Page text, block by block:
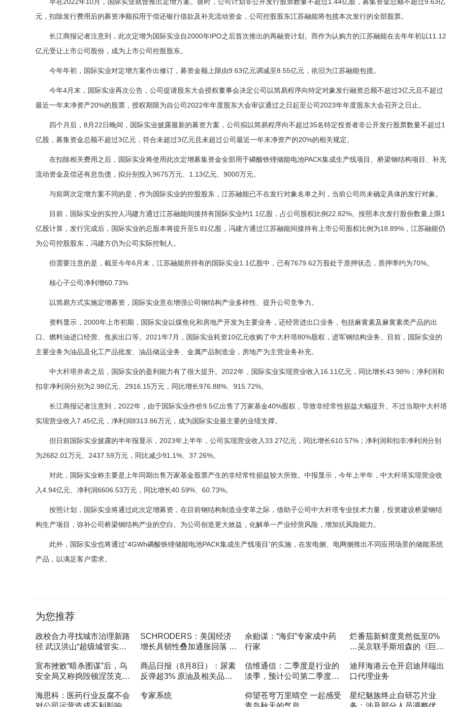
元，扣除发行费用后的募资净额拟用于偿还银行借款及补充流动资金，公司控股股东江苏融能将包揽本次发行的全部股票。
长江商报记者注意到，此次定增为国际实业自2000年IPO之后首次推出的再融资计划。而作为认购方的江苏融能在去年年初以11.12
亿元受让上市公司股份，成为上市公司控股股东。
今年年初，国际实业对定增方案作出修订，募资金额上限由9.63亿元调减至8.55亿元，依旧为江苏融能包揽。
今年4月末，国际实业再次公告，公司提请股东大会授权董事会决定公司以简易程序向特定对象发行融资总额不超过3亿元且不超过
最近一年末净资产20%的股票，授权期限为自公司2022年年度股东大会审议通过之日起至公司2023年年度股东大会召开之日止。
四个月后，8月22日晚间，国际实业披露最新的募资方案，公司拟以简易程序向不超过35名特定投资者非公开发行股票数量不超过1
亿股，募集资金总额不超过3亿元，符合未超过3亿元且未超过公司最近一年末净资产的20%的相关规定。
在扣除相关费用之后，国际实业将使用此次定增募集资金全部用于磷酸铁锂储能电池PACK集成生产线项目、桥梁钢结构项目、补充
流动资金及偿还有息负债，拟分别投入9675万元、1.13亿元、9000万元。
与前两次定增方案不同的是，作为国际实业的控股股东，江苏融能已不在发行对象名单之列，当前公司尚未确定具体的发行对象。
目前，国际实业的实控人冯建方通过江苏融能间接持有国际实业约1.1亿股，占公司股权比例22.82%。按照本次发行股份数量上限1
亿股计算，发行完成后，国际实业的总股本将提升至5.81亿股，冯建方通过江苏融能间接持有上市公司股权比例为18.89%，江苏融能仍
为公司控股股东，冯建方仍为公司实际控制人。
但需要注意的是，截至今年6月末，江苏融能所持有的国际实业1.1亿股中，已有7679.62万股处于质押状态，质押率约为70%。
核心子公司净利增60.73%
以简易方式实施定增募资，国际实业意在增强公司钢结构产业多样性、提升公司竞争力。
资料显示，2000年上市初期，国际实业以煤焦化和房地产开发为主要业务，还经营进出口业务，包括麻黄素及麻黄素类产品的出
口、燃料油进口经营、焦炭出口等。2021年7月，国际实业耗资10亿元收购了中大杆塔80%股权，进军钢结构业务。目前，国际实业的
主要业务为油品及化工产品批发、油品储运业务、金属产品制造业，房地产为主营业务补充。
中大杆塔并表之后，国际实业的盈利能力有了很大提升。2022年，国际实业实现营业收入16.11亿元，同比增长43.98%；净利润和
扣非净利润分别为2.98亿元、2916.15万元，同比增长976.88%、915.72%。
长江商报记者注意到，2022年，由于国际实业作价9.5亿出售了万家基金40%股权，导致非经常性损益大幅提升。不过当期中大杆塔
实现营业收入7.45亿元，净利润8313.86万元，成为国际实业最主要的业绩支撑。
但日前国际实业披露的半年报显示，2023年上半年，公司实现营业收入33.27亿元，同比增长610.57%；净利润和扣非净利润分别
为2682.01万元、2437.59万元，同比减少91.1%、37.26%。
对此，国际实业称主要是上年同期出售万家基金股票产生的非经常性损益较大所致。中报显示，今年上半年，中大杆塔实现营业收
入4.94亿元、净利润6606.53万元，同比增长40.59%、60.73%。
按照计划，国际实业将通过此次定增募资，在目前钢结构制造业变革之际，借助子公司中大杆塔专业技术力量，投资建设桥梁钢结
构生产项目，弥补公司桥梁钢结构产业的空白。为公司创造更大效益，化解单一产业经营风险，增加抗风险能力。
此外，国际实业也将通过“4GWh磷酸铁锂储能电池PACK集成生产线项目”的实施，在发电侧、电网侧推出不同应用场景的储能系统
产品，以满足客户需求。
为您推荐
政校合力寻找城市治理新路
径 武汉洪山“超级城管实习
SCHRODERS：美国经济
增长具韧性叠加通胀回落 推
佘贻谋：“海归”专家成中药
行家
烂番茄新鲜度竟然低至0%
…吴京联手斯坦森的《巨齿
度？
宣布挫败“暗杀图谋”后，乌
安全局又称捣毁顿涅茨克
商品日报（8月8日）：尿素
反弹超3% 原油及相关品种
信维通信：二季度是行业的
淡季，预计公司第二季度的
迪拜海港云仓开启迪拜端出
口代理业务
海思科：医药行业反腐不会
专家系统
仰望苍穹万里晴空 一起感受
星纪魅族终止自研芯片业